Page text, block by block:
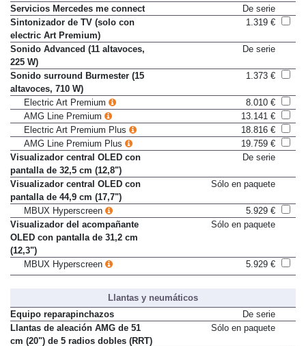
AMG Line Premium Plus
19.759 €
Servicios Mercedes me connect
De serie
Sintonizador de TV (solo con
electric Art Premium)
Sonido Advanced (11 altavoces,
225 W)
Sonido surround Burmester (15
altavoces, 710 W)
Electric Art Premium
8.010 €
AMG Line Premium
13.141 €
Electric Art Premium Plus
18.816 €
AMG Line Premium Plus
19.759 €
Visualizador central OLED con
pantalla de 32,5 cm (12,8")
Visualizador central OLED con
pantalla de 44,9 cm (17,7")
MBUX Hyperscreen
5.929 €
Visualizador del acompañante
OLED con pantalla de 31,2 cm
(12,3")
MBUX Hyperscreen 5.929 €
Llantas y neumáticos
Equipo reparapinchazos
De serie
Llantas de aleación AMG de 51